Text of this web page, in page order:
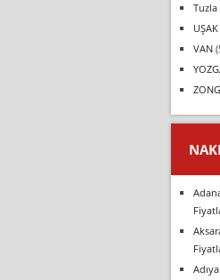
Tuzla
UŞAK
VAN